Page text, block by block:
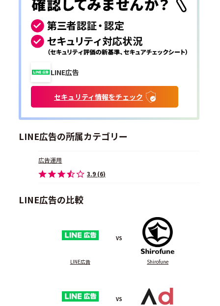
LINE広告
セキュリティ情報をチェック
LINE広告の所属カテゴリー
広告運用
3.9 (6)
LINE広告の比較
LINE広告
VS
Shirofune
VS